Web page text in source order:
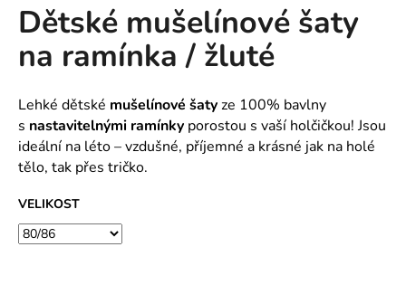
produktu
je
z
hvězdiček.
Dětské mušelínové šaty
na ramínka / žluté
Lehké dětské mušelínové šatyze 100% bavlny
s nastavitelnými ramínky porostou s vaší holčičkou! Jsou
ideální na léto – vzdušné, příjemné a krásné jak na holé
tělo, tak přes tričko.
VELIKOST
D
p
o
r
u
u
j
e